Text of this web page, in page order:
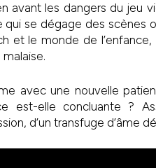
avant les dangers du jeu
qui se dégage des scènes
et le monde de
avec une nouvelle
est-elle concluante ?
d’un transfuge d’âme